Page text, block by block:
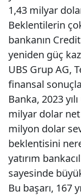
1,43 milyar
Beklentilerin
bankanın Credit
yeniden güç
UBS Grup AG,
finansal
Banka, 2023
milyar dolar
milyon dolar
beklentisini
yatırım
sayesinde
Bu başarı, 167